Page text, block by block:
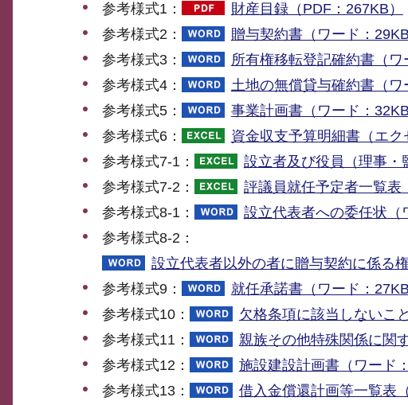
参考様式1：
財産目録（PDF：267KB）
参考様式2：
贈与契約書（ワード：29KB
参考様式3：
所有権移転登記確約書（ワ
参考様式4：
土地の無償貸与確約書（ワ
参考様式5：
事業計画書（ワード：32KB
参考様式6：
資金収支予算明細書（エク
参考様式7-1：
設立者及び役員（理事・
参考様式7-2：
評議員就任予定者一覧表
参考様式8-1：
設立代表者への委任状（
参考様式8-2：
設立代表者以外の者に贈与契約に係る
参考様式9：
就任承諾書（ワード：27KB
参考様式10：
欠格条項に該当しないこ
参考様式11：
親族その他特殊関係に関
参考様式12：
施設建設計画書（ワード
参考様式13：
借入金償還計画等一覧表